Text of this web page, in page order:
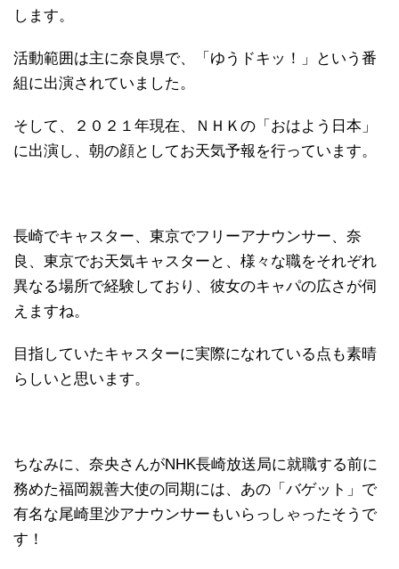
します。
活動範囲は主に奈良県で、「ゆうドキッ！」という番
組に出演されていました。
そして、２０２１年現在、ＮＨＫの「おはよう日本」
に出演し、朝の顔としてお天気予報を行っています。
長崎でキャスター、東京でフリーアナウンサー、奈
良、東京でお天気キャスターと、様々な職をそれぞれ
異なる場所で経験しており、彼女のキャパの広さが伺
えますね。
目指していたキャスターに実際になれている点も素晴
らしいと思います。
ちなみに、奈央さんがNHK長崎放送局に就職する前に
務めた福岡親善大使の同期には、あの「バゲット」で
有名な尾崎里沙アナウンサーもいらっしゃったそうで
す！